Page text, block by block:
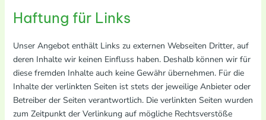
Haftung für Links
Unser Angebot enthält Links zu externen Webseiten Dritter, auf
deren Inhalte wir keinen Einfluss haben. Deshalb können wir für
diese fremden Inhalte auch keine Gewähr übernehmen. Für die
Inhalte der verlinkten Seiten ist stets der jeweilige Anbieter oder
Betreiber der Seiten verantwortlich. Die verlinkten Seiten wurden
zum Zeitpunkt der Verlinkung auf mögliche Rechtsverstöße